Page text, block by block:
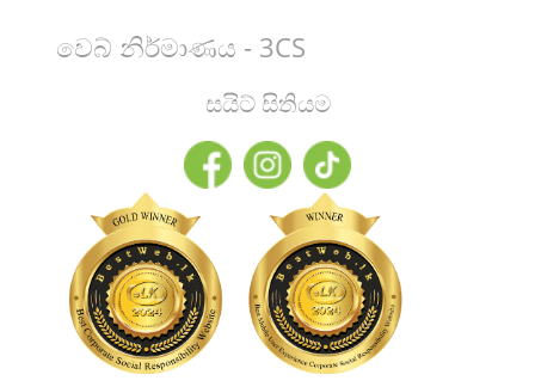
වෙබ් නිර්මාණය - 3CS
සයිට් සිතියම